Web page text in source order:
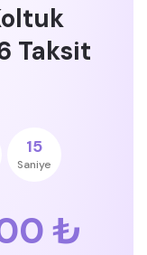
Taksit
15
Saniye
₺